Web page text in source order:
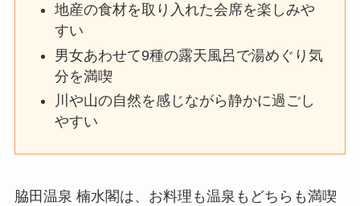
地産の食材を取り入れた会席を楽しみや
すい
男女あわせて9種の露天風呂で湯めぐり気
分を満喫
川や山の自然を感じながら静かに過ごし
やすい
脇田温泉 楠水閣は、お料理も温泉もどちらも満喫